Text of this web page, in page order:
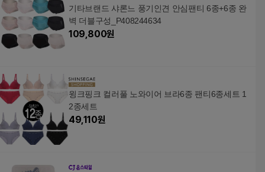
기타브랜드 샤론느 풍기인견 안심팬티 6종+6종 완
벽 더블구성_P408244634
109,800원
윙크핑크 컬러풀 노와이어 브라6종 팬티6종세트 1
2종세트
49,110원